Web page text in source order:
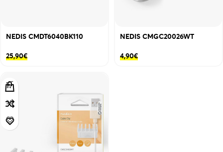
NEDIS CMDT6040BK110
25,90€
NEDIS CMGC20026WT
4,90€